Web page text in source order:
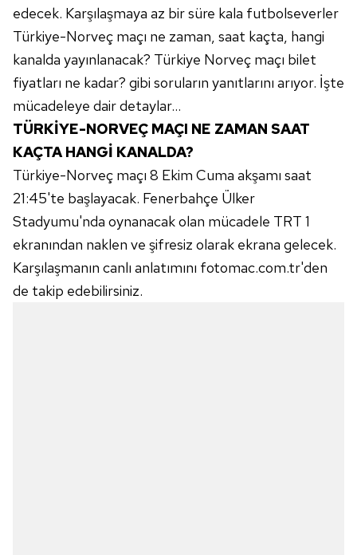
edecek. Karşılaşmaya az bir süre kala futbolseverler
Türkiye-Norveç maçı ne zaman, saat kaçta, hangi
kanalda yayınlanacak? Türkiye Norveç maçı bilet
fiyatları ne kadar? gibi soruların yanıtlarını arıyor. İşte
mücadeleye dair detaylar...
TÜRKİYE-NORVEÇ MAÇI NE ZAMAN SAAT
KAÇTA HANGİ KANALDA?
Türkiye-Norveç maçı 8 Ekim Cuma akşamı saat
21:45'te başlayacak. Fenerbahçe Ülker
Stadyumu'nda oynanacak olan mücadele TRT 1
ekranından naklen ve şifresiz olarak ekrana gelecek.
Karşılaşmanın canlı anlatımını fotomac.com.tr'den
de takip edebilirsiniz.